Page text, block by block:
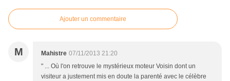
Ajouter un commentaire
M Mahistre 07/11/2013 21:20
" ... Où l'on retrouve le mystérieux moteur Voisin dont un
visiteur a justement mis en doute la parenté avec le célèbre